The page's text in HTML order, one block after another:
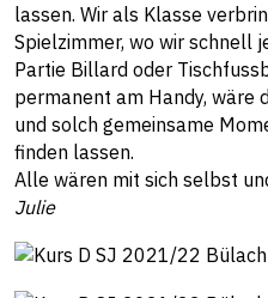
lassen. Wir als Klasse
Spielzimmer, wo wir schnell
Partie Billard oder
permanent am Handy, wäre
und solch gemeinsame
finden lassen.
Alle wären mit sich selbst
Julie